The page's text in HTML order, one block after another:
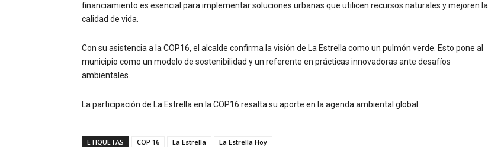
financiamiento es esencial para implementar soluciones urbanas que utilicen recursos naturales y mejoren la
calidad de vida.
Con su asistencia a la COP16, el alcalde confirma la visión de La Estrella como un pulmón verde. Esto pone al
municipio como un modelo de sostenibilidad y un referente en prácticas innovadoras ante desafíos
ambientales.
La participación de La Estrella en la COP16 resalta su aporte en la agenda ambiental global.
ETIQUETAS COP 16 La Estrella La Estrella Hoy